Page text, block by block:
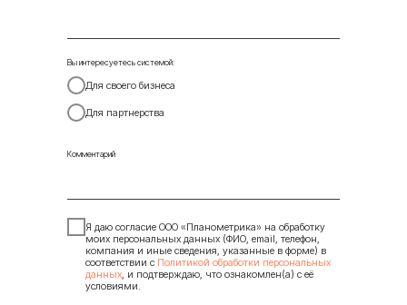
Вы интересуетесь системой:
Для своего бизнеса
Для партнерства
Комментарий
Я даю согласие ООО «Планометрика» на обработку
моих персональных данных (ФИО, email, телефон,
компания и иные сведения, указанные в форме) в
соответствии с Политикой обработки персональных
данных , и подтверждаю, что ознакомлен(а) с её
условиями.